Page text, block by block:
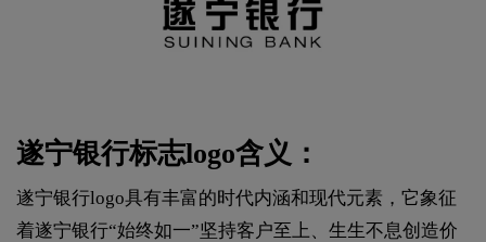
遂宁银行标志logo含义：
遂宁银行logo具有丰富的时代内涵和现代元素，它象征
着遂宁银行“始终如一”坚持客户至上、生生不息创造价